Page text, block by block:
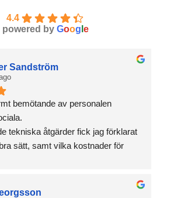
4.4
powered by Goog e
Sandström
bemötande av personalen
tekniska åtgärder fick jag förklarat
sätt, samt vilka kostnader för
om beställningar och kontant